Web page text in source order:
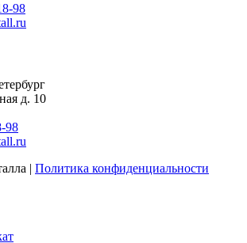
98
д. 10
98
| Политика конфиденциальности